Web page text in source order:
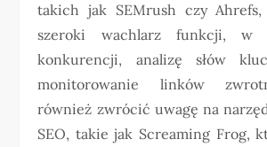
takich jak SEMrush czy
szeroki wachlarz funkcji, w
konkurencji, analizę słów
monitorowanie linków
również zwrócić uwagę na
SEO, takie jak Screaming Frog,